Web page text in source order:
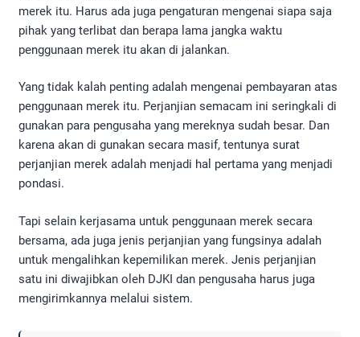
merek itu. Harus ada juga pengaturan mengenai siapa saja
pihak yang terlibat dan berapa lama jangka waktu
penggunaan merek itu akan di jalankan.
Yang tidak kalah penting adalah mengenai pembayaran atas
penggunaan merek itu. Perjanjian semacam ini seringkali di
gunakan para pengusaha yang mereknya sudah besar. Dan
karena akan di gunakan secara masif, tentunya surat
perjanjian merek adalah menjadi hal pertama yang menjadi
pondasi.
Tapi selain kerjasama untuk penggunaan merek secara
bersama, ada juga jenis perjanjian yang fungsinya adalah
untuk mengalihkan kepemilikan merek. Jenis perjanjian
satu ini diwajibkan oleh DJKI dan pengusaha harus juga
mengirimkannya melalui sistem.